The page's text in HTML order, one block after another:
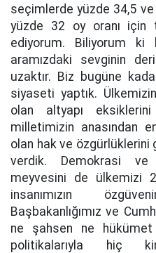
seçimlerde yüzde 34,5 ve
yüzde 32 oy oranı için
ediyorum. Biliyorum ki
aramızdaki sevginin
uzaktır. Biz bugüne
siyaseti yaptık.
olan altyapı
milletimizin anasından
olan hak ve
verdik. Demokrasi ve
meyvesini de ülkemizi
insanımızın
Başbakanlığımız ve
ne şahsen ne hükümet
politikalarıyla hiç